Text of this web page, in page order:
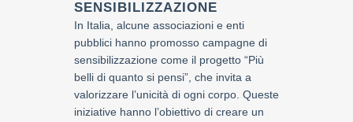
SENSIBILIZZAZIONE
In Italia, alcune associazioni e enti
pubblici hanno promosso campagne di
sensibilizzazione come il progetto “Più
belli di quanto si pensi”, che invita a
valorizzare l’unicità di ogni corpo. Queste
iniziative hanno l’obiettivo di creare un